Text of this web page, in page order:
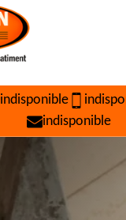
indisponible
indisponible